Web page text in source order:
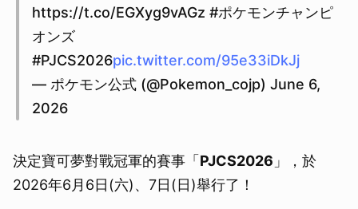
https://t.co/EGXyg9vAGz #ポケモンチャンピ
オンズ
#PJCS2026pic.twitter.com/95e33iDkJj
— ポケモン公式 (@Pokemon_cojp) June 6,
2026
決定寶可夢對戰冠軍的賽事「 PJCS2026 」，於
2026年6月6日(六)、7日(日)舉行了！